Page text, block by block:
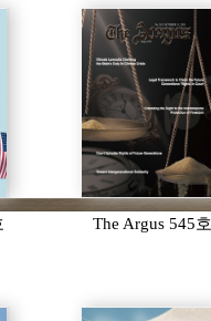
The Argus 545호